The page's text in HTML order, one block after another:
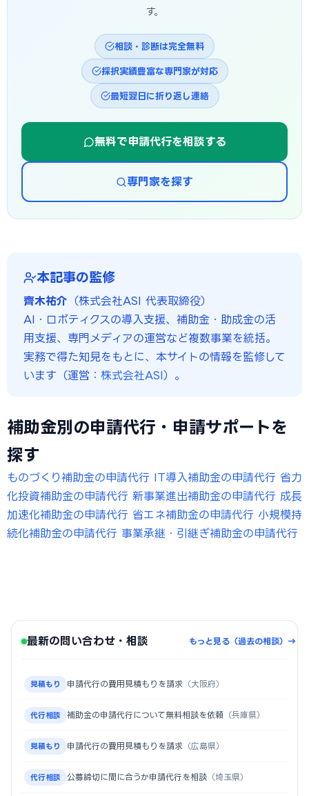
す。
相談・診断は完全無料
採択実績豊富な専門家が対応
最短翌日に折り返し連絡
無料で申請代行を相談する
専門家を探す
本記事の監修
齊木祐介 （株式会社ASI 代表取締役）
AI・ロボティクスの導入支援、補助金・助成金の活
用支援、専門メディアの運営など複数事業を統括。
実務で得た知見をもとに、本サイトの情報を監修して
います（運営： 株式会社ASI）。
補助金別の申請代行・申請サポートを
探す
ものづくり補助金の申請代行 IT導入補助金の申請代行 省力
化投資補助金の申請代行 新事業進出補助金の申請代行 成長
加速化補助金の申請代行 省エネ補助金の申請代行 小規模持
続化補助金の申請代行 事業承継・引継ぎ補助金の申請代行
最新の問い合わせ・相談 もっと見る（過去の相談）→
見積もり 申請代行の費用見積もりを請求 （大阪府）
代行相談 補助金の申請代行について無料相談を依頼 （兵庫県）
見積もり 申請代行の費用見積もりを請求 （広島県）
代行相談 公募締切に間に合うか申請代行を相談 （埼玉県）